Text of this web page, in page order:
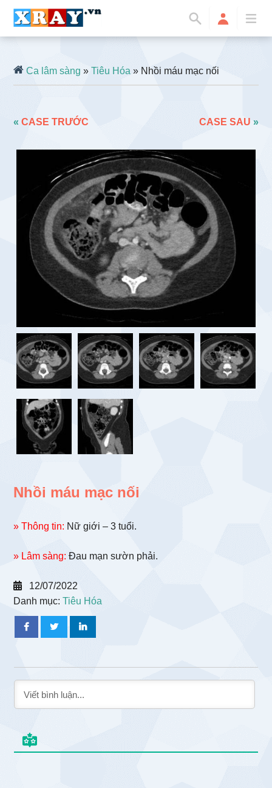
Ca lâm sàng »Tiêu Hóa » Nhồi máu mạc nối
«CASE TRƯỚC CASE SAU »
Nhồi máu mạc nối
» Thông tin: Nữ giới – 3 tuổi.
» Lâm sàng: Đau mạn sườn phải.
12/07/2022
Danh mục:Tiêu Hóa